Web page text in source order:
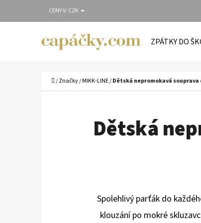
na
CENY V: CZK
ZPÁTKY DO
Domů
/Značky/MIKK-LINE/Dětská nepromokavá souprava
Dětská
Spolehlivý parťák do
klouzání po mokré
O
Zpět
do
Zpět
do